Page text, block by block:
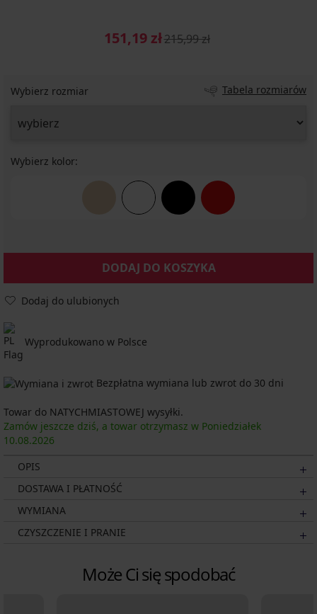
151,19 zł215,99 zł
Wybierz rozmiar Tabela rozmiarów
Wybierz kolor:
DODAJ DO KOSZYKA
Dodaj do ulubionych
Wyprodukowano w Polsce
Bezpłatna wymiana lub zwrot do 30 dni
Towar do NATYCHMIASTOWEJ wysyłki.
Zamów jeszcze dziś, a towar otrzymasz w Poniedziałek
10.08.2026
OPIS
DOSTAWA I PŁATNOŚĆ
WYMIANA
CZYSZCZENIE I PRANIE
Może Ci się spodobać